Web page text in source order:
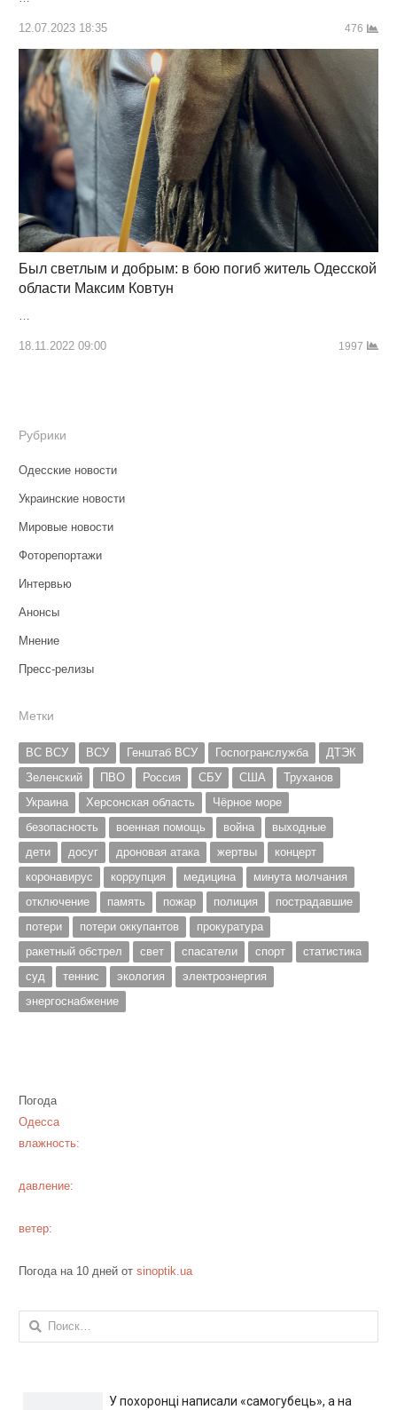
12.07.2023 18:35 476
Был светлым и добрым: в бою погиб житель Одесской
области Максим Ковтун
18.11.2022 09:00 1997
Рубрики
Одесские новости
Украинские новости
Мировые новости
Фоторепортажи
Интервью
Анонсы
Мнение
Пресс-релизы
Метки
ВС ВСУ ВСУ Генштаб ВСУ Госпогранслужба
ДТЭК
Зеленский
ПВО Россия СБУ США
Труханов
Украина
Херсонская область
Чёрное море
безопасность
военная помощь война
выходные
дети
досуг дроновая атака жертвы
концерт
коронавирус
коррупция медицина
минута молчания
отключение
память пожар полиция
пострадавшие
потери
потери оккупантов
прокуратура
ракетный обстрел
свет спасатели спорт
статистика
суд
теннис экология
электроэнергия
энергоснабжение
Погода
Одесса
влажность:
давление:
ветер:
Погода на 10 дней от sinoptik.ua
Найти:
У похоронці написали «самогубець», а на